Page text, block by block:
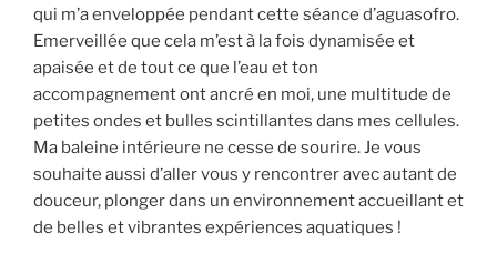
qui m’a enveloppée pendant cette séance d’aguasofro.
Emerveillée que cela m’est à la fois dynamisée et
apaisée et de tout ce que l’eau et ton
accompagnement ont ancré en moi, une multitude de
petites ondes et bulles scintillantes dans mes cellules.
Ma baleine intérieure ne cesse de sourire. Je vous
souhaite aussi d’aller vous y rencontrer avec autant de
douceur, plonger dans un environnement accueillant et
de belles et vibrantes expériences aquatiques !